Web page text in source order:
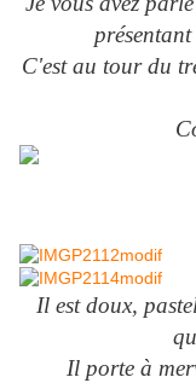
présentant
C'est au tour du
Il est doux,
Il porte à